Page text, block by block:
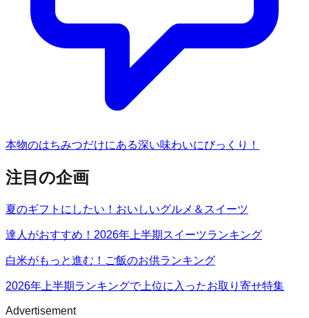
本物のはちみつだけにある深い味わいにびっくり！
注目の企画
夏のギフトにしたい！おいしいグルメ＆スイーツ
達人がおすすめ！2026年上半期スイーツランキング
白米がもっと進む！ご飯のお供ランキング
2026年上半期ランキングで上位に入ったお取り寄せ特集
Advertisement